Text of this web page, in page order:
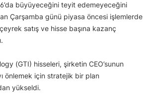
büyüyeceğini teyit edemeyeceğini
Çarşamba günü piyasa öncesi işlemlerde
satış ve hisse başına kazanç
(GTI) hisseleri, şirketin CEO’sunun
önlemek için stratejik bir plan
yükseldi.